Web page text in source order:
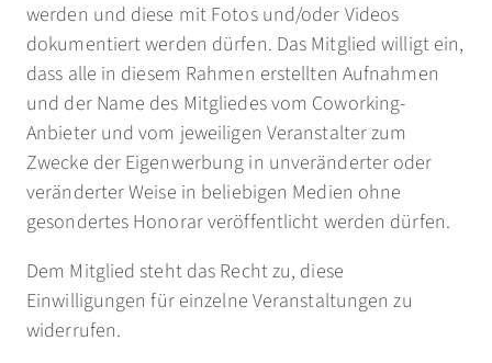
werden und diese mit Fotos und/oder Videos
dokumentiert werden dürfen. Das Mitglied willigt ein,
dass alle in diesem Rahmen erstellten Aufnahmen
und der Name des Mitgliedes vom Coworking-
Anbieter und vom jeweiligen Veranstalter zum
Zwecke der Eigenwerbung in unveränderter oder
veränderter Weise in beliebigen Medien ohne
gesondertes Honorar veröffentlicht werden dürfen.
Dem Mitglied steht das Recht zu, diese
Einwilligungen für einzelne Veranstaltungen zu
widerrufen.